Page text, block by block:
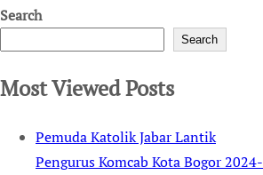
Search
Search
Most Viewed Posts
Pemuda Katolik Jabar Lantik
Pengurus Komcab Kota Bogor 2024-